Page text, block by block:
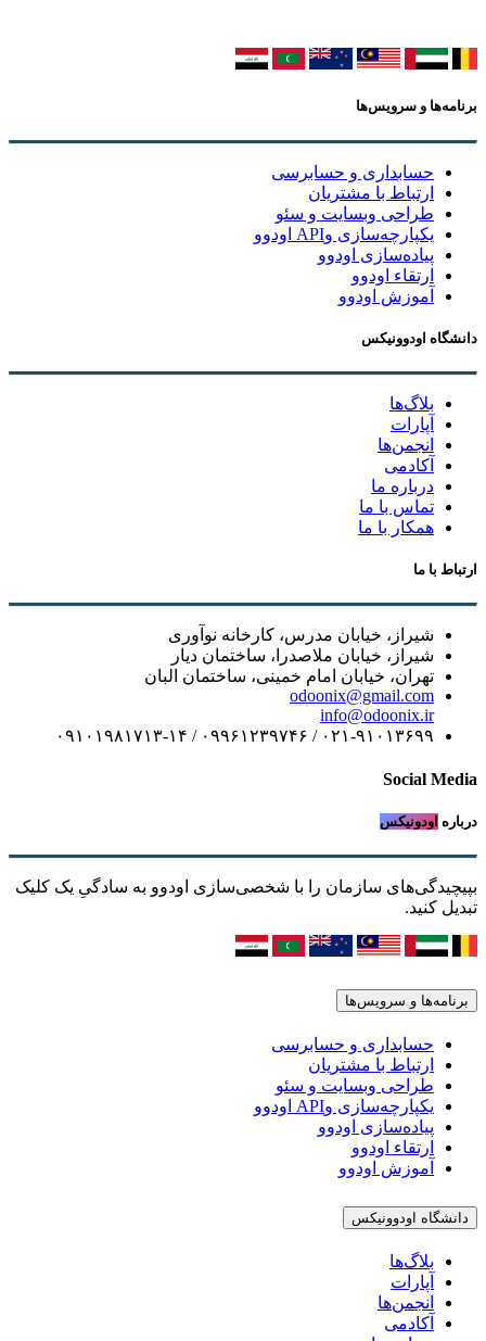
برنامه‌ها و سرویس‌ها
حسابداری و حسابرسی
ارتباط با مشتریان
طراحی وبسایت و سئو
یکپارچه‌سازی وAPI اودوو
پیاده‌سازی اودوو
ارتقاء اودوو
آموزش اودوو
دانشگاه اودوونیکس
بلاگ‌ها
آپارات
انجمن‌ها
آکادمی
درباره ما
تماس با ما
همکار با ما
ارتباط با ما
شیراز، خیابان مدرس، کارخانه نوآوری
شیراز، خیابان ملاصدرا، ساختمان دیار
تهران، خیابان امام خمینی، ساختمان البان
odoonix@gmail.com
info@odoonix.ir
۰۲۱-۹۱۰۱۳۶۹۹ / ۰۹۹۶۱۲۳۹۷۴۶ / ۰۹۱۰۱۹۸۱۷۱۳-۱۴
Social Media
درباره اودونیکس
بپیچیدگی‌های سازمان را با شخصی‌سازی اودوو به سادگیِ یک کلیک
تبدیل کنید.
برنامه‌ها و سرویس‌ها
حسابداری و حسابرسی
ارتباط با مشتریان
طراحی وبسایت و سئو
یکپارچه‌سازی وAPI اودوو
پیاده‌سازی اودوو
ارتقاء اودوو
آموزش اودوو
دانشگاه اودوونیکس
بلاگ‌ها
آپارات
انجمن‌ها
آکادمی